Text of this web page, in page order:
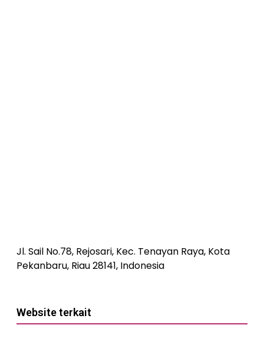
Jl. Sail No.78, Rejosari, Kec. Tenayan Raya, Kota
Pekanbaru, Riau 28141, Indonesia
Website terkait